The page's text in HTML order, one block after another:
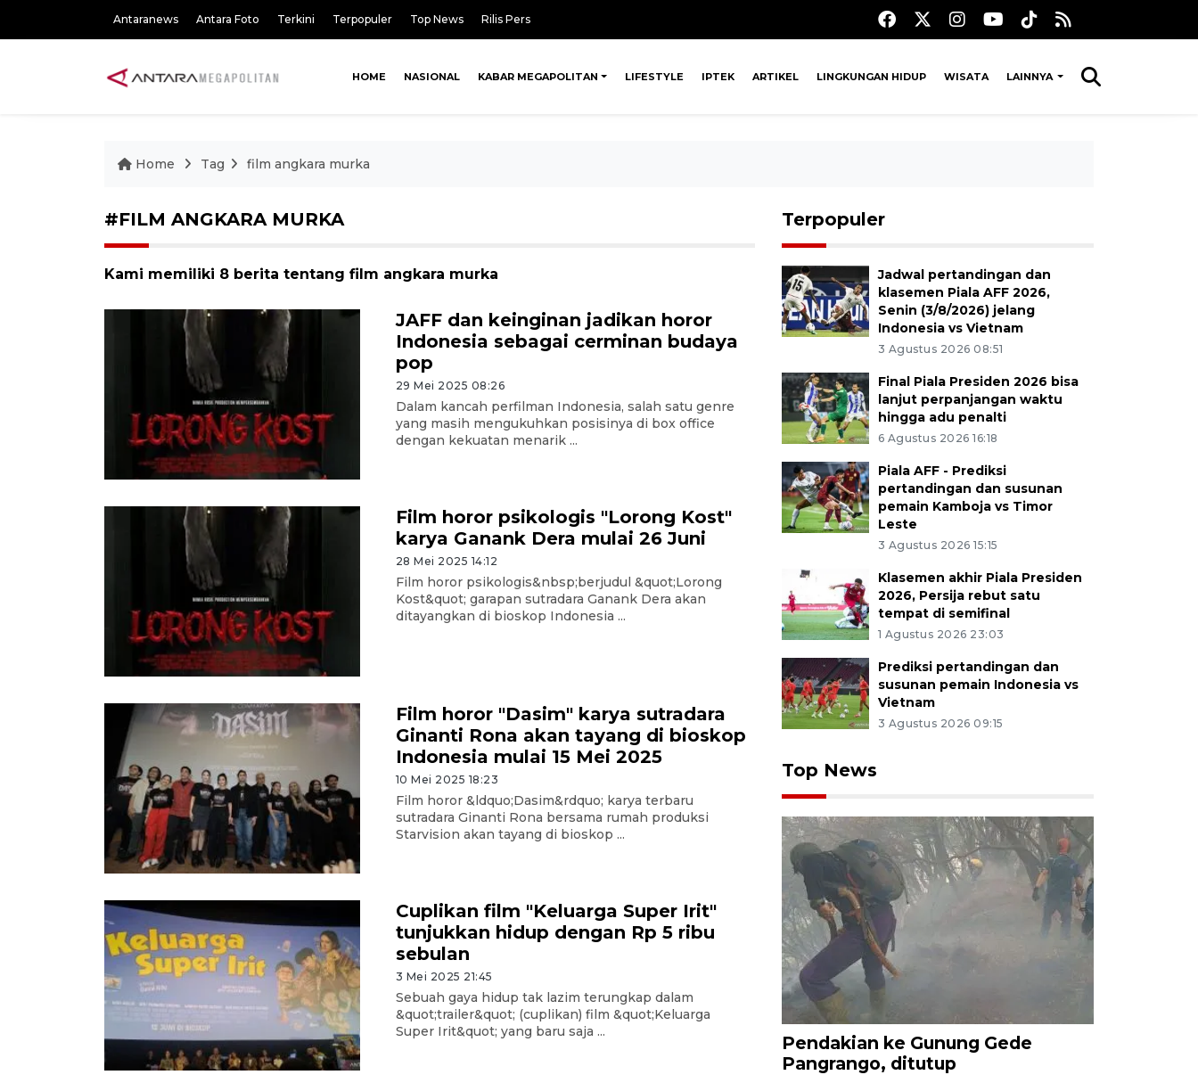
Antaranews Antara Foto Terkini Terpopuler Top News Rilis Pers
HOME NASIONAL KABAR MEGAPOLITAN LIFESTYLE IPTEK ARTIKEL LINGKUNGAN HIDUP WISATA LAINNYA
Home Tag film angkara murka
#FILM ANGKARA MURKA
Kami memiliki 8 berita tentang film angkara murka
JAFF dan keinginan jadikan horor
Indonesia sebagai cerminan budaya
pop
29 Mei 2025 08:26
Dalam kancah perfilman Indonesia, salah satu genre
yang masih mengukuhkan posisinya di box office
dengan kekuatan menarik ...
Film horor psikologis "Lorong Kost"
karya Ganank Dera mulai 26 Juni
28 Mei 2025 14:12
Film horor psikologis&nbsp;berjudul &quot;Lorong
Kost&quot; garapan sutradara Ganank Dera akan
ditayangkan di bioskop Indonesia ...
Film horor "Dasim" karya sutradara
Ginanti Rona akan tayang di bioskop
Indonesia mulai 15 Mei 2025
10 Mei 2025 18:23
Film horor &ldquo;Dasim&rdquo; karya terbaru
sutradara Ginanti Rona bersama rumah produksi
Starvision akan tayang di bioskop ...
Cuplikan film "Keluarga Super Irit"
tunjukkan hidup dengan Rp 5 ribu
sebulan
3 Mei 2025 21:45
Sebuah gaya hidup tak lazim terungkap dalam
&quot;trailer&quot; (cuplikan) film &quot;Keluarga
Super Irit&quot; yang baru saja ...
Terpopuler
Jadwal pertandingan dan
klasemen Piala AFF 2026,
Senin (3/8/2026) jelang
Indonesia vs Vietnam
3 Agustus 2026 08:51
Final Piala Presiden 2026 bisa
lanjut perpanjangan waktu
hingga adu penalti
6 Agustus 2026 16:18
Piala AFF - Prediksi
pertandingan dan susunan
pemain Kamboja vs Timor
Leste
3 Agustus 2026 15:15
Klasemen akhir Piala Presiden
2026, Persija rebut satu
tempat di semifinal
1 Agustus 2026 23:03
Prediksi pertandingan dan
susunan pemain Indonesia vs
Vietnam
3 Agustus 2026 09:15
Top News
Pendakian ke Gunung Gede
Pangrango, ditutup